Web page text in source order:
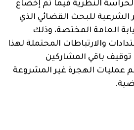
النظرية فيما تم إخضاع
الشرعية للبحث القضائي الذي
العامة المختصة، وذلك
والارتباطات المحتملة لهذا
توقيف باقي المشاركين
عمليات الهجرة غير المشروعة